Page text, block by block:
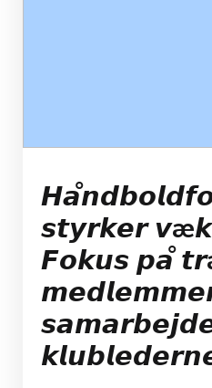
𝙨𝙩𝙮𝙧𝙠𝙚𝙧
𝙁𝙤𝙠𝙪𝙨 𝙥𝙖̊